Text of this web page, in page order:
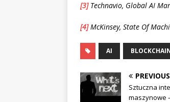
[3]Technavio, Global AI
[4]McKinsey, State Of
AI
PREVIOUS
Sztuczna
maszynowe